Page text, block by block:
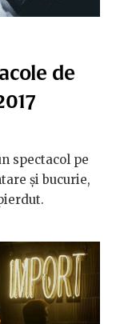
de
spectacol pe
și bucurie,